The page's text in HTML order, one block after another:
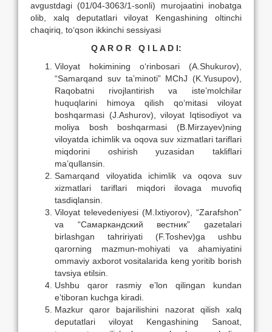
avgustdagi (01/04-3063/1-sonli) murojaatini inobatga
olib, xalq deputatlari viloyat Kengashining oltinchi
chaqiriq, to‘qson ikkinchi sessiyasi
Q A R O R Q I L A D I:
Viloyat hokimining o‘rinbosari (A.Shukurov),
“Samarqand suv ta’minoti” MChJ (K.Yusupov),
Raqobatni rivojlantirish va iste’molchilar
huquqlarini himoya qilish qo‘mitasi viloyat
boshqarmasi (J.Ashurov), viloyat Iqtisodiyot va
moliya bosh boshqarmasi (B.Mirzayev)ning
viloyatda ichimlik va oqova suv xizmatlari tariflari
miqdorini oshirish yuzasidan takliflari
ma’qullansin.
Samarqand viloyatida ichimlik va oqova suv
xizmatlari tariflari miqdori ilovaga muvofiq
tasdiqlansin.
Viloyat televedeniyesi (M.Ixtiyorov), “Zarafshon”
va “Самаркандский вестник” gazetalari
birlashgan tahririyati (F.Toshev)ga ushbu
qarorning mazmun-mohiyati va ahamiyatini
ommaviy axborot vositalarida keng yoritib borish
tavsiya etilsin.
Ushbu qaror rasmiy e’lon qilingan kundan
e’tiboran kuchga kiradi.
Mazkur qaror bajarilishini nazorat qilish xalq
deputatlari viloyat Kengashining Sanoat,